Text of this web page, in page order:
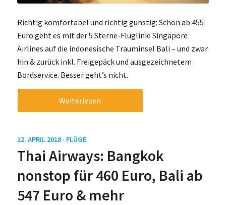
Richtig komfortabel und richtig günstig: Schon ab 455
Euro geht es mit der 5 Sterne-Fluglinie Singapore
Airlines auf die indonesische Trauminsel Bali – und zwar
hin & zurück inkl. Freigepäck und ausgezeichnetem
Bordservice. Besser geht’s nicht.
Weiterlesen
12. APRIL 2018 · FLÜGE
Thai Airways: Bangkok
nonstop für 460 Euro, Bali ab
547 Euro & mehr